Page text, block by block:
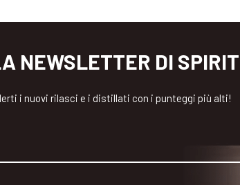
NEWSLETTER DI
i nuovi rilasci e i distillati con i punteggi più alti!